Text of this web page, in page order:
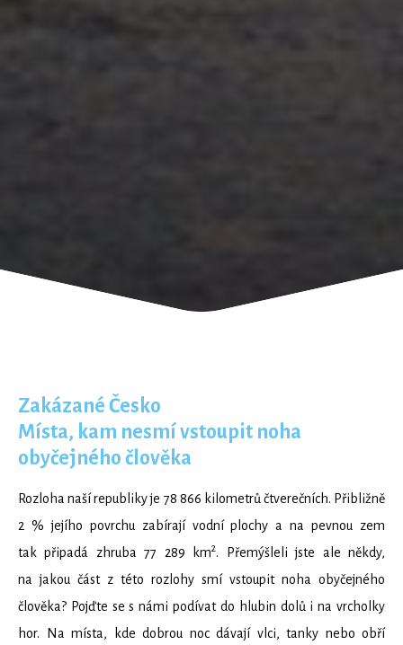
Zakázané Česko
Místa, kam nesmí vstoupit noha
obyčejného člověka
Rozloha naší republiky je 78 866 kilometrů čtverečních. Přibližně
2 % jejího povrchu zabírají vodní plochy a na pevnou zem
tak připadá zhruba 77 289 km2. Přemýšleli jste ale někdy,
na jakou část z této rozlohy smí vstoupit noha obyčejného
člověka? Pojďte se s námi podívat do hlubin dolů i na vrcholky
hor. Na místa, kde dobrou noc dávají vlci, tanky nebo obří